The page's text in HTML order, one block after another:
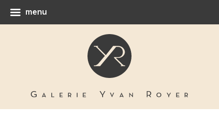
menu